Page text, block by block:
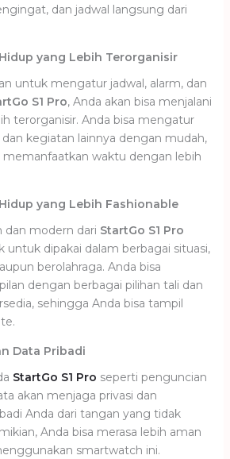
dan jadwal langsung dari
yang Lebih Terorganisir
untuk mengatur jadwal, alarm, dan
S1 Pro, Anda akan bisa menjalani
terorganisir. Anda bisa mengatur
dan kegiatan lainnya dengan mudah,
memanfaatkan waktu dengan lebih
yang Lebih Fashionable
dan modern dari StartGo S1 Pro
dipakai dalam berbagai situasi,
berolahraga. Anda bisa
dengan berbagai pilihan tali dan
sehingga Anda bisa tampil
Data Pribadi
StartGo S1 Pro seperti penguncian
akan menjaga privasi dan
Anda dari tangan yang tidak
Anda bisa merasa lebih aman
smartwatch ini.